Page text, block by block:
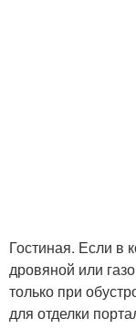
Гостиная. Если в
дровяной или
только при
для отделки